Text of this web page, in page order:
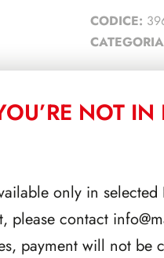
CODICE:
NOT IN
only in
please contact
payment will not be